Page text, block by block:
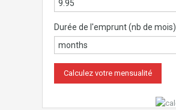
Durée de l'emprunt (nb de mois)